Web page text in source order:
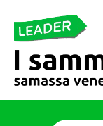
suoraan
sisältöön
Sameboat